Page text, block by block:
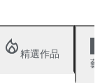
精選作品